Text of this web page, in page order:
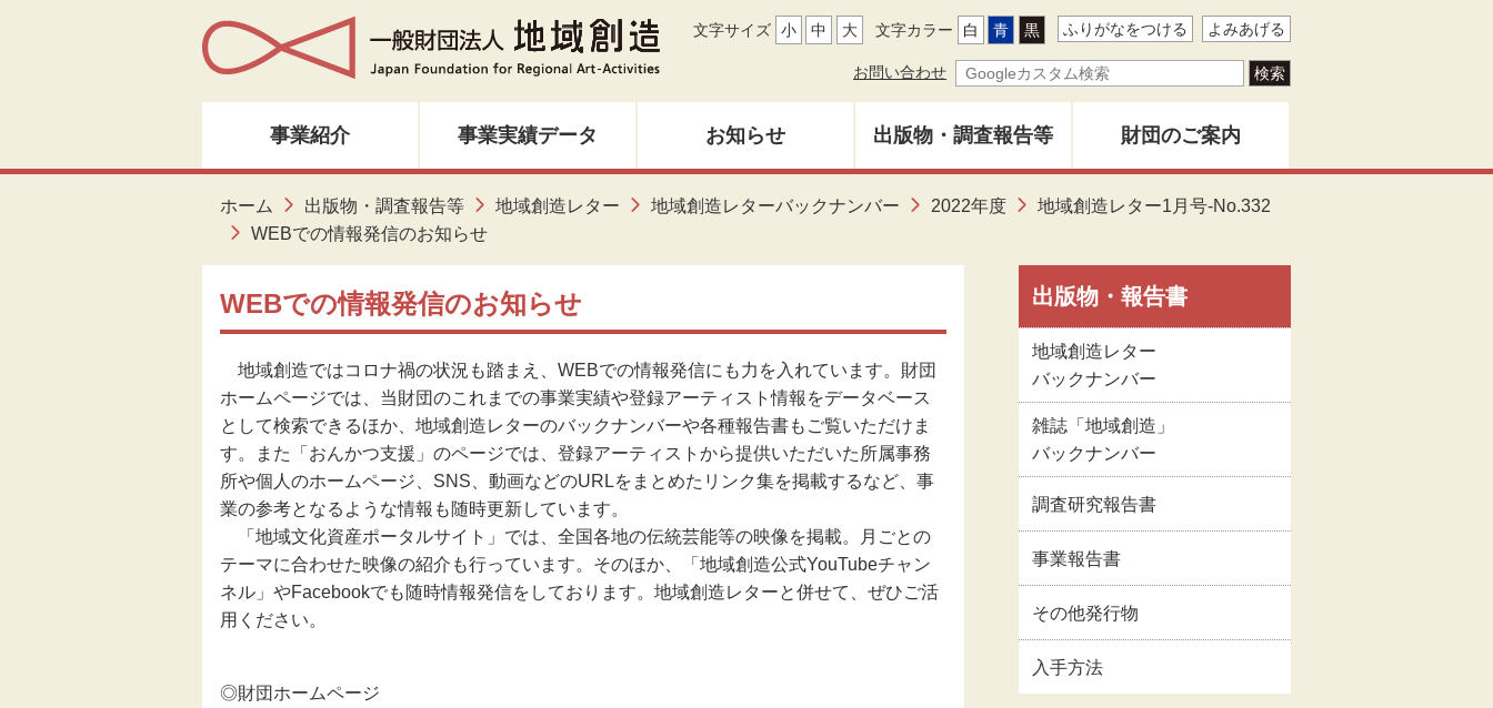
文字サイズ 小 中 大 文字カラー 白 青 黒 ふりがなをつける よみあげる
お問い合わせ
事業紹介
人材育成・研修
ダンス
演劇
創造ネットワーク
美術
伝統芸能
助成
事業実績データ お知らせ
募集中
出版物・調査報告等
地域創造レター
雑誌「地域創造」
調査研究報告書
その他出版物
新型コロナウイルス
感染症関連情報
東日本大震災関連情
財団のご案内
地域創造とは
財団事業のあゆみ
関係者名簿
事業報告書・事業計
画書等
ホーム 出版物・調査報告等 地域創造レター 地域創造レターバックナンバー 2022年度
地域創造レター1月号-No.332
WEBでの情報発信のお知らせ
WEBでの情報発信のお知らせ
地域創造ではコロナ禍の状況も踏まえ、WEBでの情報発信にも力を入れています。財団
ホームページでは、当財団のこれまでの事業実績や登録アーティスト情報をデータベース
として検索できるほか、地域創造レターのバックナンバーや各種報告書もご覧いただけま
す。また「おんかつ支援」のページでは、登録アーティストから提供いただいた所属事務
所や個人のホームページ、SNS、動画などのURLをまとめたリンク集を掲載するなど、事
業の参考となるような情報も随時更新しています。
「地域文化資産ポータルサイト」では、全国各地の伝統芸能等の映像を掲載。月ごとの
テーマに合わせた映像の紹介も行っています。そのほか、「地域創造公式YouTubeチャン
ネル」やFacebookでも随時情報発信をしております。地域創造レターと併せて、ぜひご活
用ください。
◎財団ホームページ
出版物・報告書
地域創造レター
バックナンバー
雑誌「地域創造」
バックナンバー
調査研究報告書
事業報告書
その他発行物
入手方法